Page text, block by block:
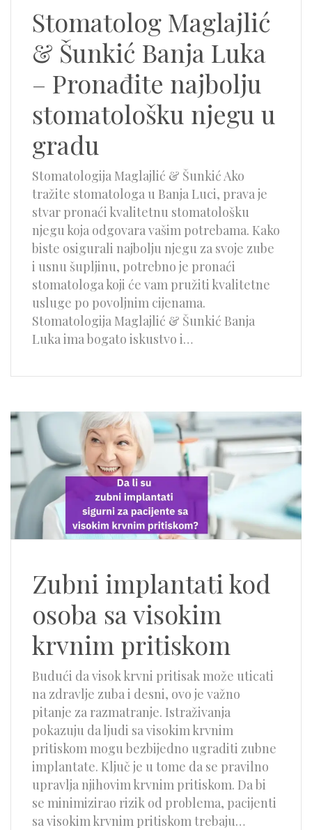
Stomatolog Maglajlić
& Šunkić Banja Luka
– Pronađite najbolju
stomatološku njegu u
gradu
Stomatologija Maglajlić & Šunkić Ako
tražite stomatologa u Banja Luci, prava je
stvar pronaći kvalitetnu stomatološku
njegu koja odgovara vašim potrebama. Kako
biste osigurali najbolju njegu za svoje zube
i usnu šupljinu, potrebno je pronaći
stomatologa koji će vam pružiti kvalitetne
usluge po povoljnim cijenama.
Stomatologija Maglajlić & Šunkić Banja
Luka ima bogato iskustvo i…
Zubni implantati kod
osoba sa visokim
krvnim pritiskom
Budući da visok krvni pritisak može uticati
na zdravlje zuba i desni, ovo je važno
pitanje za razmatranje. Istraživanja
pokazuju da ljudi sa visokim krvnim
pritiskom mogu bezbijedno ugraditi zubne
implantate. Ključ je u tome da se pravilno
upravlja njihovim krvnim pritiskom. Da bi
se minimizirao rizik od problema, pacijenti
sa visokim krvnim pritiskom trebaju…